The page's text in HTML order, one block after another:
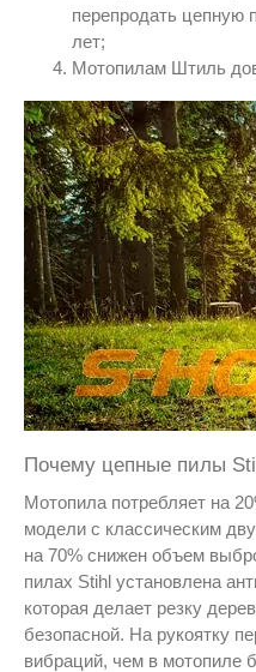
перепродать цепную
лет;
Мотопилам Штиль
Почему цепные пилы
Мотопила потребляет на
модели с классическим
на 70% снижен объем
пилах Stihl установлена
которая делает резку
безопасной. На рукоятку
вибраций, чем в мотопиле